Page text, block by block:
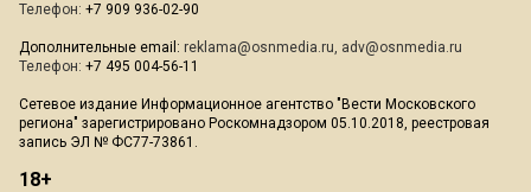
Телефон: +7 909 936-02-90
Дополнительные email: reklama@osnmedia.ru, adv@osnmedia.ru
Телефон: +7 495 004-56-11
Сетевое издание Информационное агентство "Вести Московского
региона" зарегистрировано Роскомнадзором 05.10.2018, реестровая
запись ЭЛ № ФС77-73861.
18+